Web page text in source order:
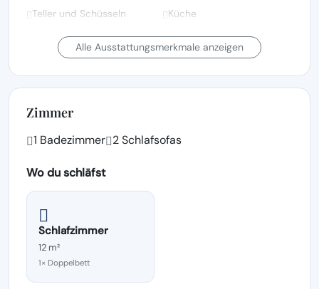
Teller und Schüsseln
Küche
Gefrierschrank
Ofen
Alle Ausstattungsmerkmale anzeigen
Zimmer
1 Badezimmer 2 Schlafsofas
Wo du schläfst
Schlafzimmer
12 m²
1× Doppelbett